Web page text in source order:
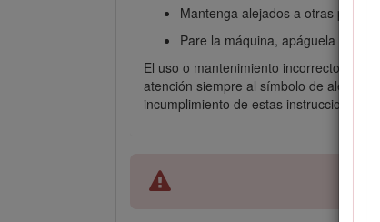
Mantenga alejados a otras
Pare la máquina, apáguela y
El uso o mantenimiento incorrecto de
atención siempre al símbolo de alerta
incumplimiento de estas instrucciones